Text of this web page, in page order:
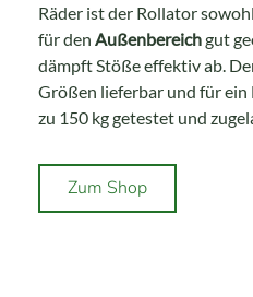
Räder ist der Rollator
für den Außenbereichgut
dämpft Stöße effektiv ab.
Größen lieferbar und für
zu 150 kg getestet und
Zum Shop